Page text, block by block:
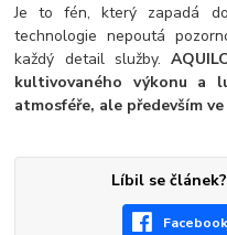
Je to fén, který zapadá
technologie nepoutá
každý detail služby.
kultivovaného výkonu a
atmosféře, ale především
Líbil se
Facebook